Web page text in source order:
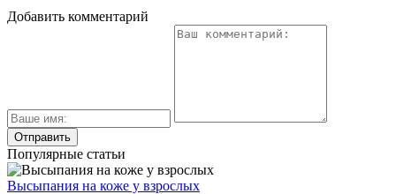
Добавить комментарий
Популярные статьи
Высыпания на коже у взрослых